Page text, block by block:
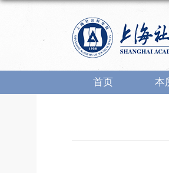
首页 本